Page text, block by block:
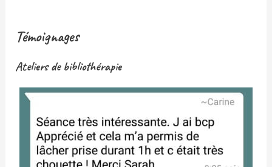
Témoignages
Ateliers de bibliothérapie